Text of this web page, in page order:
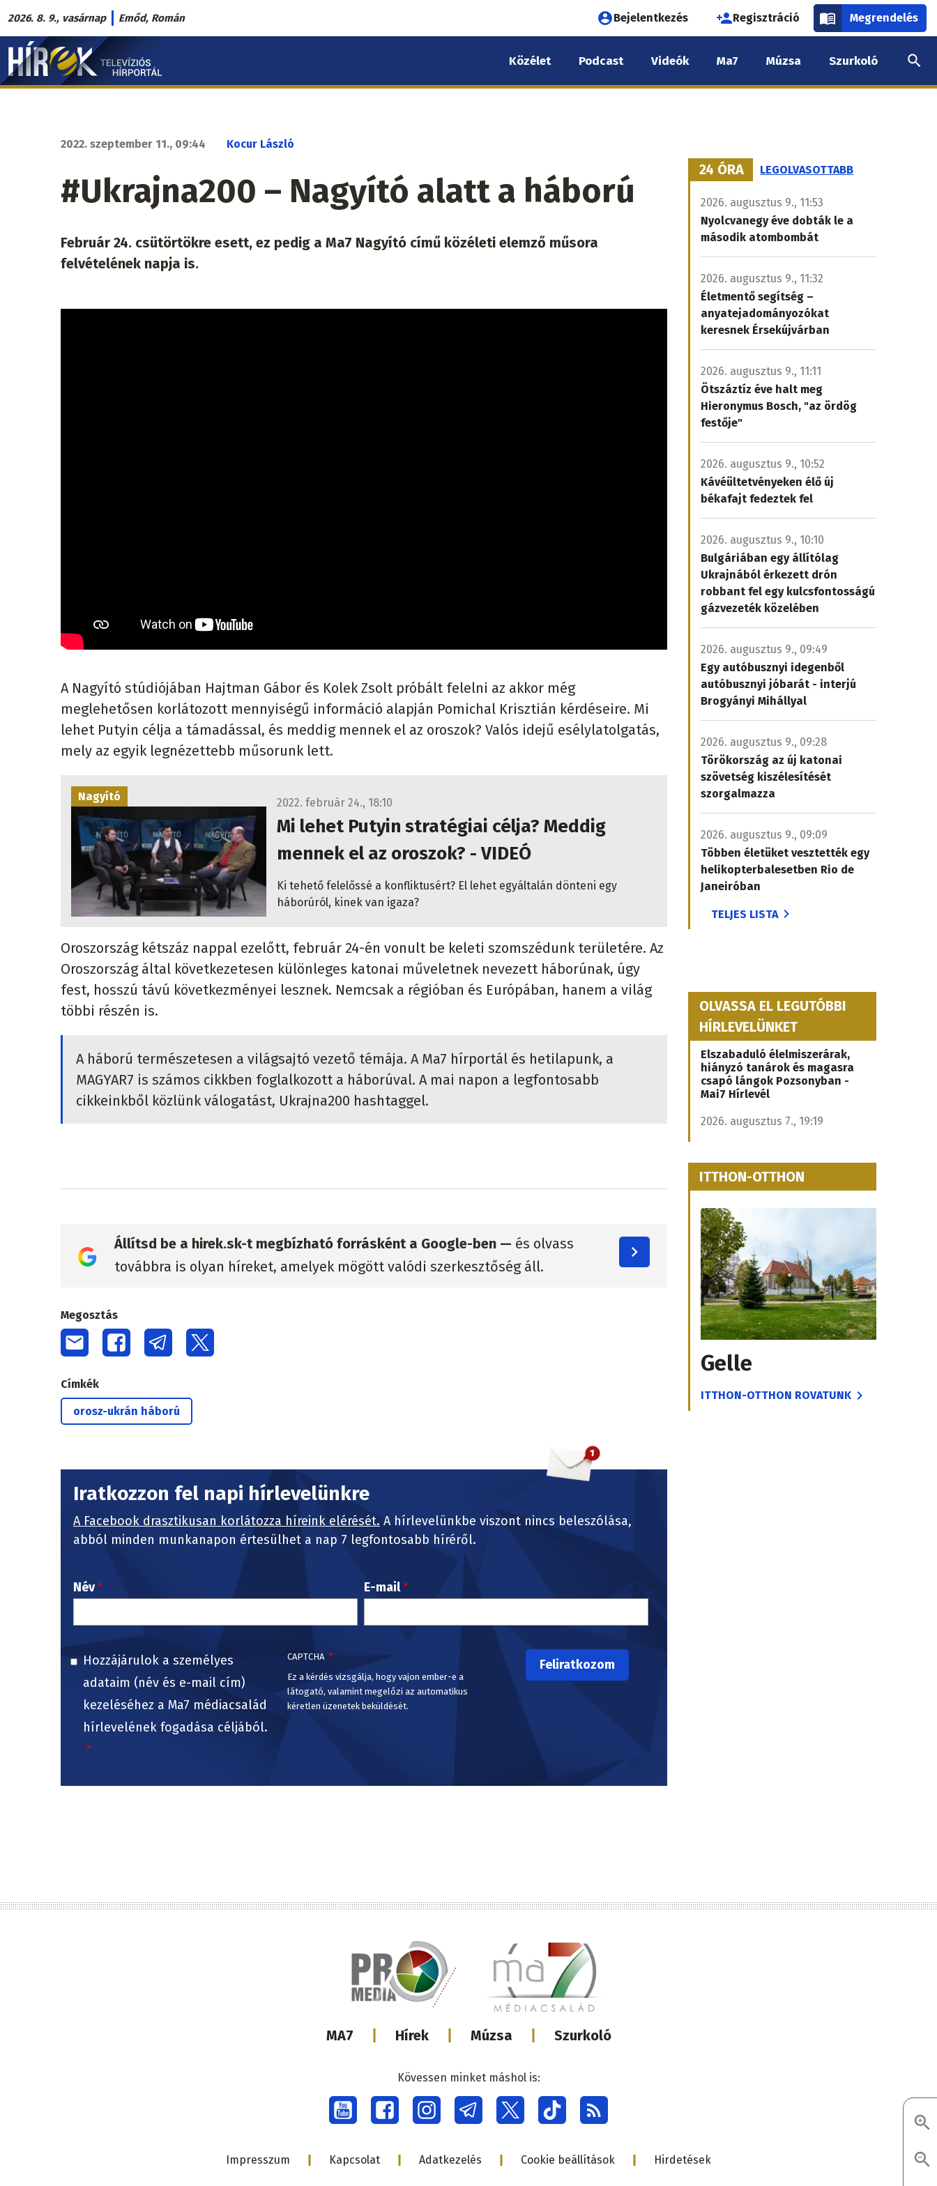
Ugrás
a
tartalomra
2026. 8. 9., vasárnap Emőd, Román
Felhasználói
fiók
menüje
Bejelentkezés Regisztráció Megrendelés
Hírek.sk
fő
Közélet Podcast Videók Ma7 Múzsa Szurkoló
2022. szeptember 11., 09:44 Kocur László
#Ukrajna200 – Nagyító alatt a háború
Február 24. csütörtökre esett, ez pedig a Ma7 Nagyító című közéleti elemző műsora
felvételének napja is.
A Nagyító stúdiójában Hajtman Gábor és Kolek Zsolt próbált felelni az akkor még
meglehetősen korlátozott mennyiségű információ alapján Pomichal Krisztián kérdéseire. Mi
lehet Putyin célja a támadással, és meddig mennek el az oroszok? Valós idejű esélylatolgatás,
mely az egyik legnézettebb műsorunk lett.
Nagyító 2022. február 24., 18:10
Mi lehet Putyin stratégiai célja? Meddig
mennek el az oroszok? - VIDEÓ
Ki tehető felelőssé a konfliktusért? El lehet egyáltalán dönteni egy
háborúról, kinek van igaza?
Oroszország kétszáz nappal ezelőtt, február 24-én vonult be keleti szomszédunk területére. Az
Oroszország által következetesen különleges katonai műveletnek nevezett háborúnak, úgy
fest, hosszú távú következményei lesznek. Nemcsak a régióban és Európában, hanem a világ
többi részén is.
A háború természetesen a világsajtó vezető témája. A Ma7 hírportál és hetilapunk, a
MAGYAR7 is számos cikkben foglalkozott a háborúval. A mai napon a legfontosabb
cikkeinkből közlünk válogatást, Ukrajna200 hashtaggel.
Állítsd be a hirek.sk-t megbízható forrásként a Google-ben — és olvass
továbbra is olyan híreket, amelyek mögött valódi szerkesztőség áll.
Megosztás
Címkék
orosz-ukrán háború
Iratkozzon fel napi hírlevelünkre
A Facebook drasztikusan korlátozza híreink elérését. A hírlevelünkbe viszont nincs beleszólása,
abból minden munkanapon értesülhet a nap 7 legfontosabb híréről.
Név E-mail
Hozzájárulok a személyes
adataim (név és e-mail cím)
kezeléséhez a Ma7 médiacsalád
hírlevelének fogadása céljából.
CAPTCHA
Ez a kérdés vizsgálja, hogy vajon ember-e a
látogató, valamint megelőzi az automatikus
kéretlen üzenetek beküldését.
24 ÓRA LEGOLVASOTTABB
2026. augusztus 9., 11:53
Nyolcvanegy éve dobták le a
második atombombát
2026. augusztus 9., 11:32
Életmentő segítség –
anyatejadományozókat
keresnek Érsekújvárban
2026. augusztus 9., 11:11
Ötszáztíz éve halt meg
Hieronymus Bosch, "az ördög
festője"
2026. augusztus 9., 10:52
Kávéültetvényeken élő új
békafajt fedeztek fel
2026. augusztus 9., 10:10
Bulgáriában egy állítólag
Ukrajnából érkezett drón
robbant fel egy kulcsfontosságú
gázvezeték közelében
2026. augusztus 9., 09:49
Egy autóbusznyi idegenből
autóbusznyi jóbarát - interjú
Brogyányi Mihállyal
2026. augusztus 9., 09:28
Törökország az új katonai
szövetség kiszélesítését
szorgalmazza
2026. augusztus 9., 09:09
Többen életüket vesztették egy
helikopterbalesetben Rio de
Janeiróban
TELJES LISTA
OLVASSA EL LEGUTÓBBI
HÍRLEVELÜNKET
Elszabaduló élelmiszerárak,
hiányzó tanárok és magasra
csapó lángok Pozsonyban -
Mai7 Hírlevél
2026. augusztus 7., 19:19
ITTHON-OTTHON
Gelle
ITTHON-OTTHON ROVATUNK
Lábléc
médiacsalád
MA7 Hírek Múzsa Szurkoló
Social
menu
Kövessen minket máshol is:
Lábléc
Impresszum Kapcsolat Adatkezelés Cookie beállítások Hirdetések